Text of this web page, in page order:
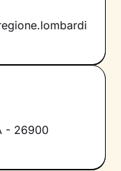
- 26900